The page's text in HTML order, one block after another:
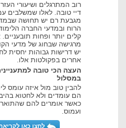
רוב המתרגלים ושיעורי
דיי טובה. לאלו שמשלבים
מגבעת רם יש תחושה
הרוח ובמדעי החברה
קלים יותר ופחות תובעניים.
מרגישה שבחוג של מדעי
יש דרישות גבוהות יחסית
אחרים בפקולטות אלו.
העצה הכי טובה
במסלול
להבין טוב מול איזה עומס
הם עומדים ולא לחטוא
כאשר אומרים להם
ועמוס.
לחצו כאן